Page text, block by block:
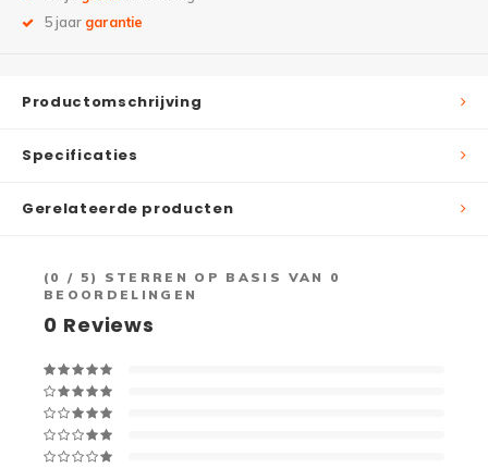
5 jaar garantie
Productomschrijving
Specificaties
Gerelateerde producten
( 0 / 5) STERREN OP BASIS VAN 0
BEOORDELINGEN
0 Reviews